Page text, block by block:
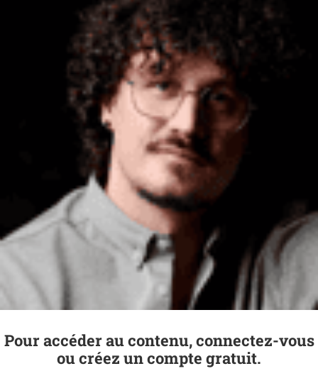
Pour accéder au contenu, connectez-vous
ou créez un compte gratuit.